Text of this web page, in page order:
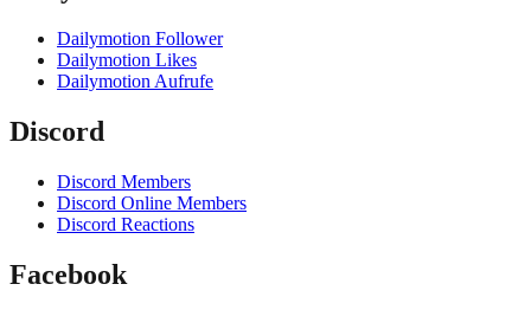
Dailymotion Follower
Dailymotion Likes
Dailymotion Aufrufe
Discord
Discord Members
Discord Online Members
Discord Reactions
Facebook